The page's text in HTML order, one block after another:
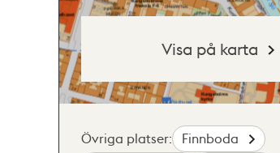
Visa på karta
Övriga platser:
Finnboda